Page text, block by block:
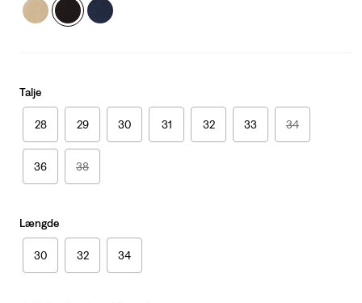
Talje
28 29 30 31 32 33 34
36 38
Længde
30 32 34